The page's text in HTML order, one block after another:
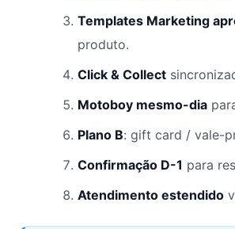
Templates Marketing
produto.
Click & Collect
Motoboy mesmo-dia
Plano B: gift card / vale-
Confirmação D-1 para
Atendimento estendido